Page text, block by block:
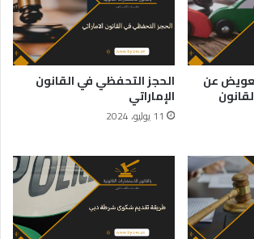
عن الحجز التحفظي في القانون
الإماراتي
11 يوليو، 2024